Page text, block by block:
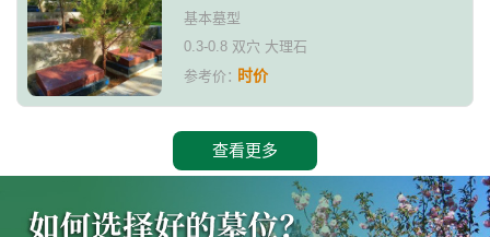
基本墓型
0.3-0.8 双穴 大理石
参考价：时价
查看更多